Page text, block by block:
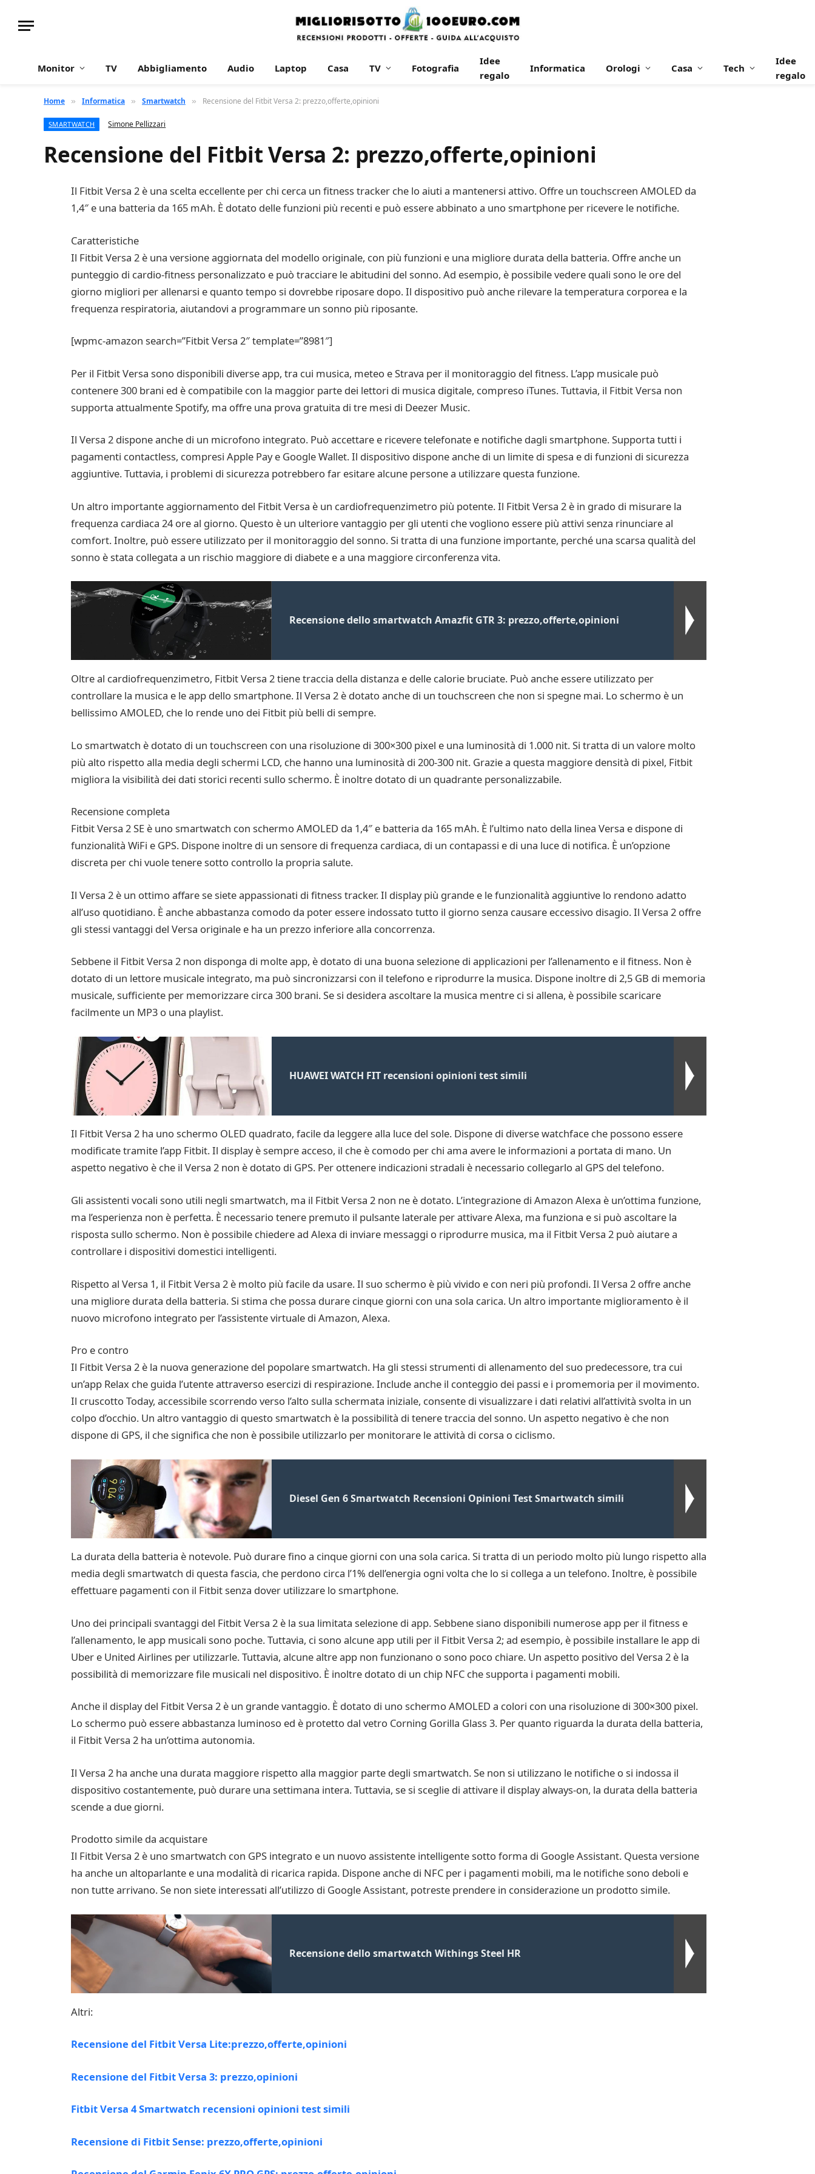
Monitor TV Abbigliamento Audio Laptop Casa TV Fotografia
Idee
regalo
Informatica Orologi Casa Tech
Idee
regalo
Home » Informatica » Smartwatch » Recensione del Fitbit Versa 2: prezzo,offerte,opinioni
SMARTWATCH Simone Pellizzari
Recensione del Fitbit Versa 2: prezzo,offerte,opinioni
Il Fitbit Versa 2 è una scelta eccellente per chi cerca un fitness tracker che lo aiuti a mantenersi attivo. Offre un touchscreen AMOLED da
1,4″ e una batteria da 165 mAh. È dotato delle funzioni più recenti e può essere abbinato a uno smartphone per ricevere le notifiche.
Caratteristiche
Il Fitbit Versa 2 è una versione aggiornata del modello originale, con più funzioni e una migliore durata della batteria. Offre anche un
punteggio di cardio-fitness personalizzato e può tracciare le abitudini del sonno. Ad esempio, è possibile vedere quali sono le ore del
giorno migliori per allenarsi e quanto tempo si dovrebbe riposare dopo. Il dispositivo può anche rilevare la temperatura corporea e la
frequenza respiratoria, aiutandovi a programmare un sonno più riposante.
[wpmc-amazon search=”Fitbit Versa 2″ template=”8981″]
Per il Fitbit Versa sono disponibili diverse app, tra cui musica, meteo e Strava per il monitoraggio del fitness. L’app musicale può
contenere 300 brani ed è compatibile con la maggior parte dei lettori di musica digitale, compreso iTunes. Tuttavia, il Fitbit Versa non
supporta attualmente Spotify, ma offre una prova gratuita di tre mesi di Deezer Music.
Il Versa 2 dispone anche di un microfono integrato. Può accettare e ricevere telefonate e notifiche dagli smartphone. Supporta tutti i
pagamenti contactless, compresi Apple Pay e Google Wallet. Il dispositivo dispone anche di un limite di spesa e di funzioni di sicurezza
aggiuntive. Tuttavia, i problemi di sicurezza potrebbero far esitare alcune persone a utilizzare questa funzione.
Un altro importante aggiornamento del Fitbit Versa è un cardiofrequenzimetro più potente. Il Fitbit Versa 2 è in grado di misurare la
frequenza cardiaca 24 ore al giorno. Questo è un ulteriore vantaggio per gli utenti che vogliono essere più attivi senza rinunciare al
comfort. Inoltre, può essere utilizzato per il monitoraggio del sonno. Si tratta di una funzione importante, perché una scarsa qualità del
sonno è stata collegata a un rischio maggiore di diabete e a una maggiore circonferenza vita.
Recensione dello smartwatch Amazfit GTR 3: prezzo,offerte,opinioni
Oltre al cardiofrequenzimetro, Fitbit Versa 2 tiene traccia della distanza e delle calorie bruciate. Può anche essere utilizzato per
controllare la musica e le app dello smartphone. Il Versa 2 è dotato anche di un touchscreen che non si spegne mai. Lo schermo è un
bellissimo AMOLED, che lo rende uno dei Fitbit più belli di sempre.
Lo smartwatch è dotato di un touchscreen con una risoluzione di 300×300 pixel e una luminosità di 1.000 nit. Si tratta di un valore molto
più alto rispetto alla media degli schermi LCD, che hanno una luminosità di 200-300 nit. Grazie a questa maggiore densità di pixel, Fitbit
migliora la visibilità dei dati storici recenti sullo schermo. È inoltre dotato di un quadrante personalizzabile.
Recensione completa
Fitbit Versa 2 SE è uno smartwatch con schermo AMOLED da 1,4″ e batteria da 165 mAh. È l’ultimo nato della linea Versa e dispone di
funzionalità WiFi e GPS. Dispone inoltre di un sensore di frequenza cardiaca, di un contapassi e di una luce di notifica. È un’opzione
discreta per chi vuole tenere sotto controllo la propria salute.
Il Versa 2 è un ottimo affare se siete appassionati di fitness tracker. Il display più grande e le funzionalità aggiuntive lo rendono adatto
all’uso quotidiano. È anche abbastanza comodo da poter essere indossato tutto il giorno senza causare eccessivo disagio. Il Versa 2 offre
gli stessi vantaggi del Versa originale e ha un prezzo inferiore alla concorrenza.
Sebbene il Fitbit Versa 2 non disponga di molte app, è dotato di una buona selezione di applicazioni per l’allenamento e il fitness. Non è
dotato di un lettore musicale integrato, ma può sincronizzarsi con il telefono e riprodurre la musica. Dispone inoltre di 2,5 GB di memoria
musicale, sufficiente per memorizzare circa 300 brani. Se si desidera ascoltare la musica mentre ci si allena, è possibile scaricare
facilmente un MP3 o una playlist.
HUAWEI WATCH FIT recensioni opinioni test simili
Il Fitbit Versa 2 ha uno schermo OLED quadrato, facile da leggere alla luce del sole. Dispone di diverse watchface che possono essere
modificate tramite l’app Fitbit. Il display è sempre acceso, il che è comodo per chi ama avere le informazioni a portata di mano. Un
aspetto negativo è che il Versa 2 non è dotato di GPS. Per ottenere indicazioni stradali è necessario collegarlo al GPS del telefono.
Gli assistenti vocali sono utili negli smartwatch, ma il Fitbit Versa 2 non ne è dotato. L’integrazione di Amazon Alexa è un’ottima funzione,
ma l’esperienza non è perfetta. È necessario tenere premuto il pulsante laterale per attivare Alexa, ma funziona e si può ascoltare la
risposta sullo schermo. Non è possibile chiedere ad Alexa di inviare messaggi o riprodurre musica, ma il Fitbit Versa 2 può aiutare a
controllare i dispositivi domestici intelligenti.
Rispetto al Versa 1, il Fitbit Versa 2 è molto più facile da usare. Il suo schermo è più vivido e con neri più profondi. Il Versa 2 offre anche
una migliore durata della batteria. Si stima che possa durare cinque giorni con una sola carica. Un altro importante miglioramento è il
nuovo microfono integrato per l’assistente virtuale di Amazon, Alexa.
Pro e contro
Il Fitbit Versa 2 è la nuova generazione del popolare smartwatch. Ha gli stessi strumenti di allenamento del suo predecessore, tra cui
un’app Relax che guida l’utente attraverso esercizi di respirazione. Include anche il conteggio dei passi e i promemoria per il movimento.
Il cruscotto Today, accessibile scorrendo verso l’alto sulla schermata iniziale, consente di visualizzare i dati relativi all’attività svolta in un
colpo d’occhio. Un altro vantaggio di questo smartwatch è la possibilità di tenere traccia del sonno. Un aspetto negativo è che non
dispone di GPS, il che significa che non è possibile utilizzarlo per monitorare le attività di corsa o ciclismo.
Diesel Gen 6 Smartwatch Recensioni Opinioni Test Smartwatch simili
La durata della batteria è notevole. Può durare fino a cinque giorni con una sola carica. Si tratta di un periodo molto più lungo rispetto alla
media degli smartwatch di questa fascia, che perdono circa l’1% dell’energia ogni volta che lo si collega a un telefono. Inoltre, è possibile
effettuare pagamenti con il Fitbit senza dover utilizzare lo smartphone.
Uno dei principali svantaggi del Fitbit Versa 2 è la sua limitata selezione di app. Sebbene siano disponibili numerose app per il fitness e
l’allenamento, le app musicali sono poche. Tuttavia, ci sono alcune app utili per il Fitbit Versa 2; ad esempio, è possibile installare le app di
Uber e United Airlines per utilizzarle. Tuttavia, alcune altre app non funzionano o sono poco chiare. Un aspetto positivo del Versa 2 è la
possibilità di memorizzare file musicali nel dispositivo. È inoltre dotato di un chip NFC che supporta i pagamenti mobili.
Anche il display del Fitbit Versa 2 è un grande vantaggio. È dotato di uno schermo AMOLED a colori con una risoluzione di 300×300 pixel.
Lo schermo può essere abbastanza luminoso ed è protetto dal vetro Corning Gorilla Glass 3. Per quanto riguarda la durata della batteria,
il Fitbit Versa 2 ha un’ottima autonomia.
Il Versa 2 ha anche una durata maggiore rispetto alla maggior parte degli smartwatch. Se non si utilizzano le notifiche o si indossa il
dispositivo costantemente, può durare una settimana intera. Tuttavia, se si sceglie di attivare il display always-on, la durata della batteria
scende a due giorni.
Prodotto simile da acquistare
Il Fitbit Versa 2 è uno smartwatch con GPS integrato e un nuovo assistente intelligente sotto forma di Google Assistant. Questa versione
ha anche un altoparlante e una modalità di ricarica rapida. Dispone anche di NFC per i pagamenti mobili, ma le notifiche sono deboli e
non tutte arrivano. Se non siete interessati all’utilizzo di Google Assistant, potreste prendere in considerazione un prodotto simile.
Recensione dello smartwatch Withings Steel HR
Altri:
Recensione del Fitbit Versa Lite:prezzo,offerte,opinioni
Recensione del Fitbit Versa 3: prezzo,opinioni
Fitbit Versa 4 Smartwatch recensioni opinioni test simili
Recensione di Fitbit Sense: prezzo,offerte,opinioni